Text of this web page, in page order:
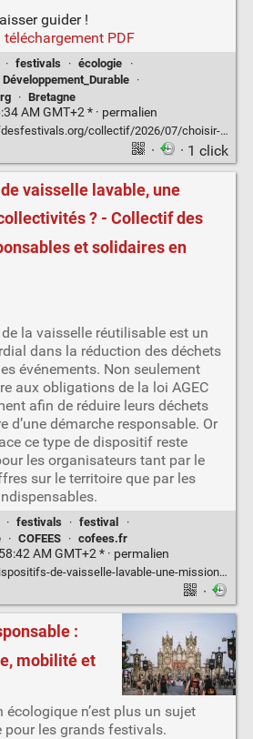
guider !
téléchargement PDF
· festivals · écologie
·
Développement_Durable
·
· Bretagne
AM GMT+2 * · permalien
2026/07/choisir-et-gerer-la-vaisselle-reemployable-de-son-evenement/
· · 1 click
vaisselle lavable, une
? - Collectif des
et solidaires en
la vaisselle réutilisable est un
dans la réduction des déchets
événements. Non seulement
aux obligations de la loi AGEC
afin de réduire leurs déchets
d’une démarche responsable. Or
ce type de dispositif reste
les organisateurs tant par le
sur le territoire que par les
· festivals · festival
·
· COFEES · cofees.fr
AM GMT+2 * · permalien
vaisselle-lavable-une-mission-pour-les-collectivites/
·
:
mobilité et
écologique n’est plus un sujet
pour les grands festivals.